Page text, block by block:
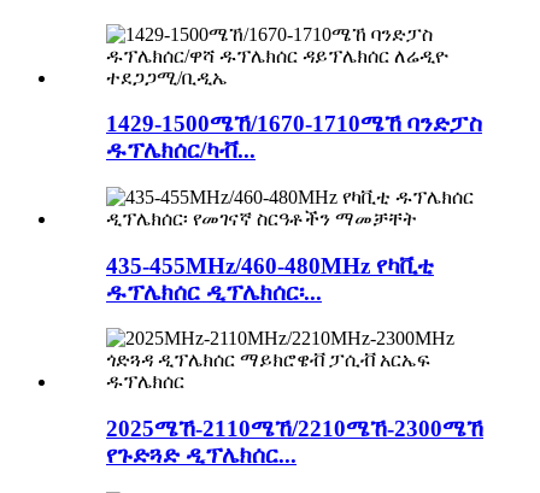
1429-1500ሜኸ/1670-1710ሜኸ ባንድፓስ
ዱፕሌክሰር/ካቭ...
435-455MHz/460-480MHz የካቪቲ
ዱፕሌክሰር ዲፕሌክሰር፡...
2025ሜኸ-2110ሜኸ/2210ሜኸ-2300ሜኸ
የጉድጓድ ዲፕሌክሰር...